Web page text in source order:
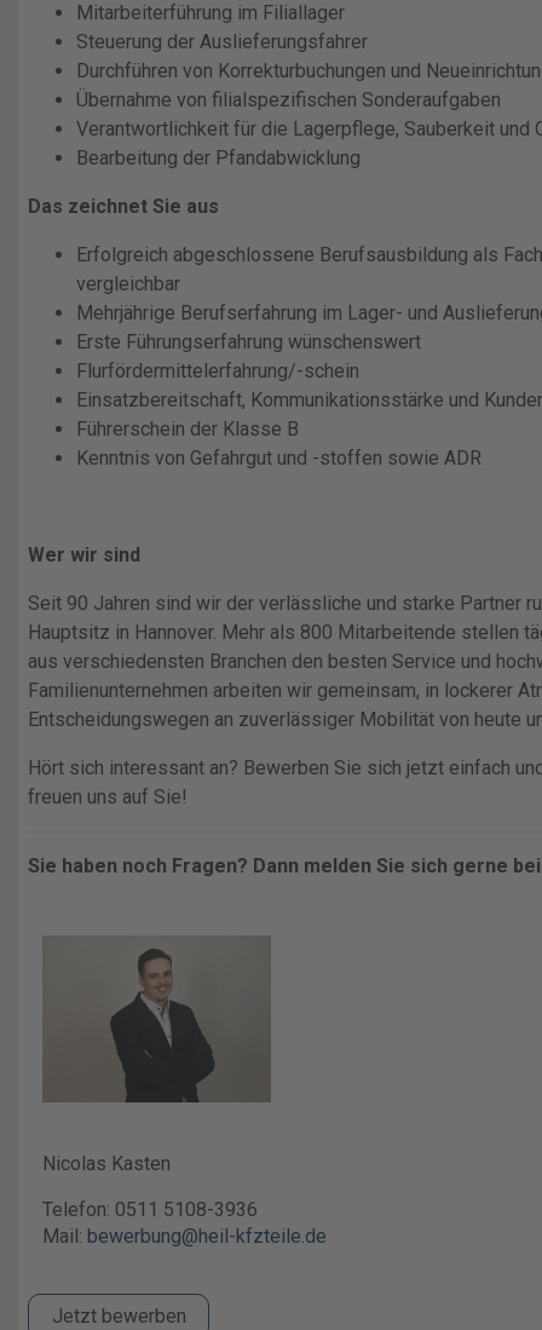
Mitarbeiterführung im Filiallager
Steuerung der Auslieferungsfahrer
Durchführen von Korrekturbuchungen und
Übernahme von filialspezifischen Sonderaufgaben
Verantwortlichkeit für die Lagerpflege, Sauberkeit und
Bearbeitung der Pfandabwicklung
Das zeichnet Sie aus
Erfolgreich abgeschlossene Berufsausbildung als
vergleichbar
Mehrjährige Berufserfahrung im Lager- und
Erste Führungserfahrung wünschenswert
Flurfördermittelerfahrung/-schein
Einsatzbereitschaft, Kommunikationsstärke und
Führerschein der Klasse B
Kenntnis von Gefahrgut und -stoffen sowie ADR
Wer wir sind
Seit 90 Jahren sind wir der verlässliche und starke Partner
Hauptsitz in Hannover. Mehr als 800 Mitarbeitende stellen
aus verschiedensten Branchen den besten Service und
Familienunternehmen arbeiten wir gemeinsam, in lockerer
Entscheidungswegen an zuverlässiger Mobilität von heute
Hört sich interessant an? Bewerben Sie sich jetzt einfach
freuen uns auf Sie!
Sie haben noch Fragen? Dann melden Sie sich gerne
Nicolas Kasten
Telefon: 0511 5108-3936
Mail: bewerbung@heil-kfzteile.de
Jetzt bewerben